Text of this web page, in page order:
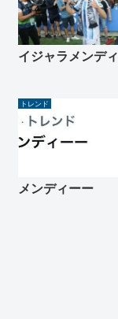
イジャラメンディ
トレンド
メンディーー